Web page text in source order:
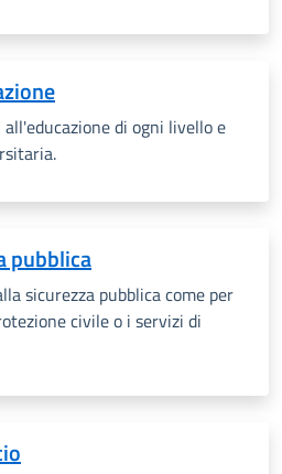
di ogni livello e
pubblica
sicurezza pubblica come per
civile o i servizi di